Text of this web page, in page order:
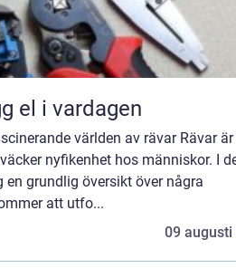
järfälla trygg el i vardagen
världen av rävar Rävar är
nyfikenhet hos människor. I
grundlig översikt över några
att utfo...
09 augusti